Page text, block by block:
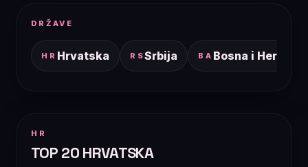
DRŽAVE
HR Hrvatska RSSrbija BA Bosna i
HR
TOP 20 HRVATSKA